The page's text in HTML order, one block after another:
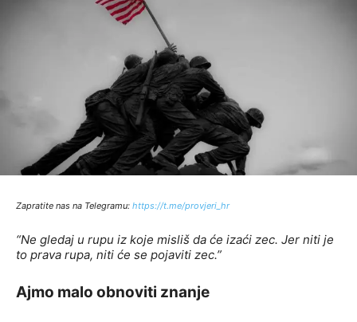
Zapratite nas na Telegramu: https://t.me/provjeri_hr
“Ne gledaj u rupu iz koje misliš da će izaći zec. Jer niti je
to prava rupa, niti će se pojaviti zec.”
Ajmo malo obnoviti znanje